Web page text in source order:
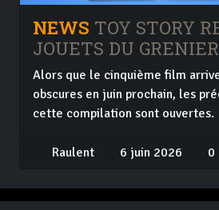
NEWS TOY STORY
JOUETS DU GRENIER
Alors que le cinquième film
obscures en juin prochain, les
cette compilation sont ouvertes.
Raulent 6 juin 2026 0